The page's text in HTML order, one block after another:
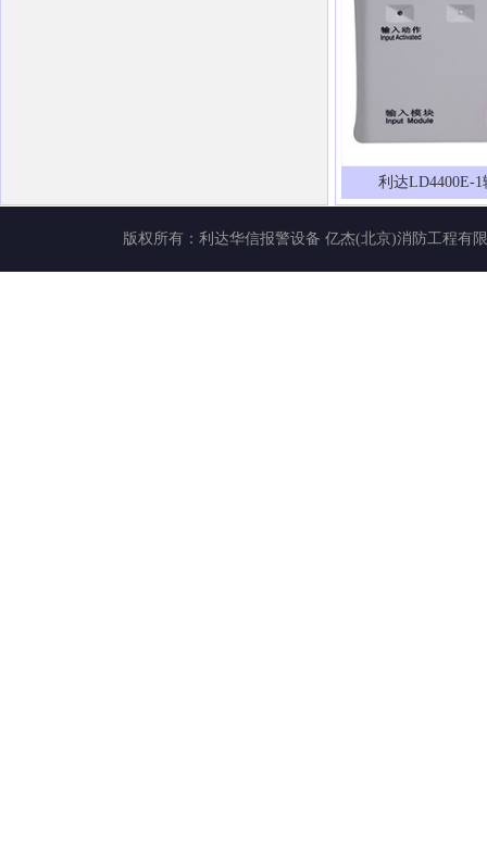
利达LD4400E-
版权所有： 利达华信报警设备 亿杰(北京)消防工程有